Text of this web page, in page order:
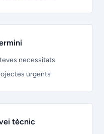
necessitats
urgents
tècnic